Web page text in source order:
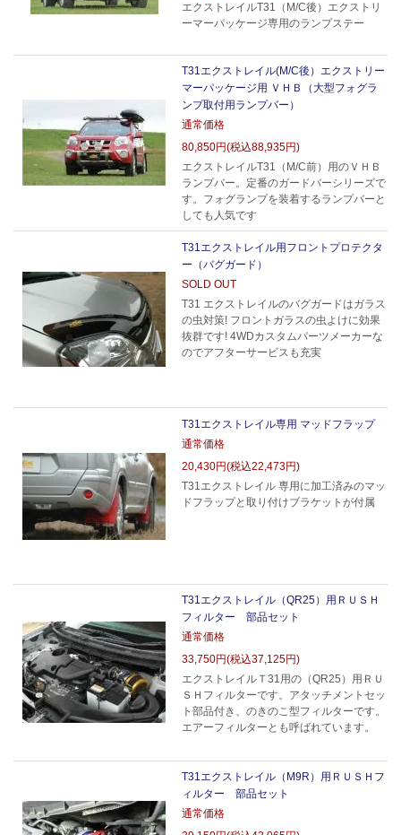
エクストレイルT31（M/C後）エクストリ
ーマーパッケージ専用のランプステー
T31エクストレイル(M/C後）エクストリー
マーパッケージ用 ＶＨＢ（大型フォグラ
ンプ取付用ランプバー）
通常価格
80,850円(税込88,935円)
エクストレイルT31（M/C前）用のＶＨＢ
ランプバー。定番のガードバーシリーズで
す。フォグランプを装着するランプバーと
しても人気です
T31エクストレイル用フロントプロテクタ
ー（バグガード）
SOLD OUT
T31 エクストレイルのバグガードはガラス
の虫対策! フロントガラスの虫よけに効果
抜群です! 4WDカスタムパーツメーカーな
のでアフターサービスも充実
T31エクストレイル専用 マッドフラップ
通常価格
20,430円(税込22,473円)
T31エクストレイル 専用に加工済みのマッ
ドフラップと取り付けブラケットが付属
T31エクストレイル（QR25）用ＲＵＳＨ
フィルター 部品セット
通常価格
33,750円(税込37,125円)
エクストレイルＴ31用の（QR25）用ＲＵ
ＳＨフィルターです。アタッチメントセッ
ト部品付き、のきのこ型フィルターです。
エアーフィルターとも呼ばれています。
T31エクストレイル（M9R）用ＲＵＳＨフ
ィルター 部品セット
通常価格